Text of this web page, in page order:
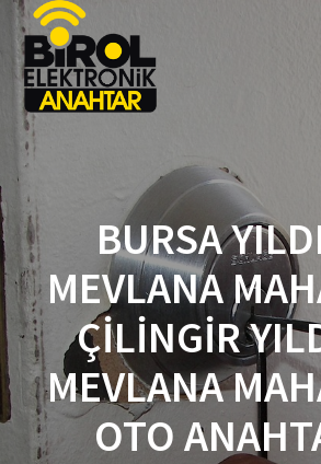
BURSA
MEVLANA
ÇILINGIR
MEVLANA
OTO